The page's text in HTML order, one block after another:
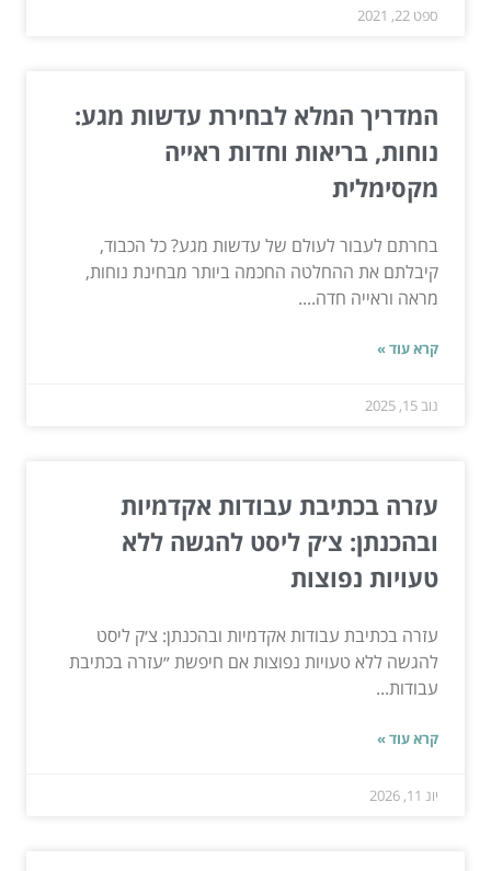
ספט 22, 2021
המדריך המלא לבחירת עדשות מגע:
נוחות, בריאות וחדות ראייה
מקסימלית
בחרתם לעבור לעולם של עדשות מגע? כל הכבוד,
קיבלתם את ההחלטה החכמה ביותר מבחינת נוחות,
מראה וראייה חדה....
קרא עוד »
נוב 15, 2025
עזרה בכתיבת עבודות אקדמיות
ובהכנתן: צ׳ק ליסט להגשה ללא
טעויות נפוצות
עזרה בכתיבת עבודות אקדמיות ובהכנתן: צ׳ק ליסט
להגשה ללא טעויות נפוצות אם חיפשת ״עזרה בכתיבת
עבודות...
קרא עוד »
יונ 11, 2026